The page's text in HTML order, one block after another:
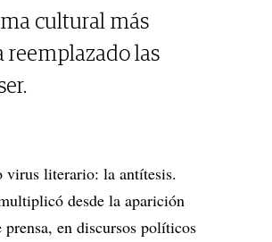
cultural más
reemplazado las
virus literario: la antítesis.
desde la aparición
en discursos políticos